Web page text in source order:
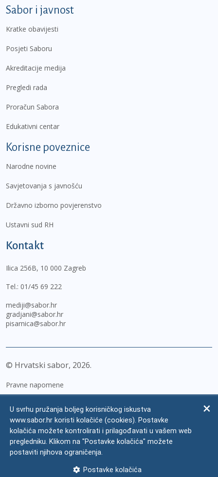
Sabor i javnost
Kratke obavijesti
Posjeti Saboru
Akreditacije medija
Pregledi rada
Proračun Sabora
Edukativni centar
Korisne poveznice
Narodne novine
Savjetovanja s javnošću
Državno izborno povjerenstvo
Ustavni sud RH
Kontakt
Ilica 256B, 10 000 Zagreb
Tel.: 01/45 69 222
mediji@sabor.hr
gradjani@sabor.hr
pisarnica@sabor.hr
© Hrvatski sabor, 2026
Pravne napomene
Zaštita osobnih podataka
Impressum
Česta pitanja
U svrhu pružanja boljeg korisničkog iskustva
www.sabor.hr koristi kolačiće (cookies). Postavke
kolačića možete kontrolirati i prilagođavati u vašem web
pregledniku. Klikom na "Postavke kolačića" možete
postaviti njihova ograničenja.
Postavke kolačića